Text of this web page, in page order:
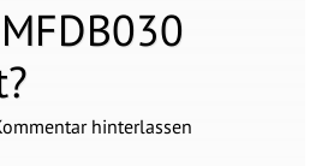
MFDB030
hinterlassen